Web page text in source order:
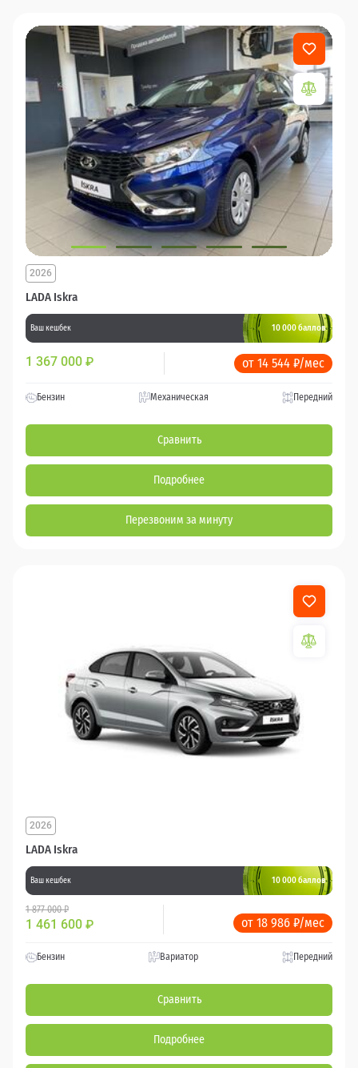
LADA Iskra
2026
Ваш кешбек 10 000 баллов
1 367 000 ₽ от 14 544 ₽/мес
Бензин Механическая Передний
Сравнить
Подробнее
Перезвоним за минуту
LADA Iskra
2026
Ваш кешбек 10 000 баллов
1 877 000 ₽
1 461 600 ₽ от 18 986 ₽/мес
Бензин Вариатор Передний
Сравнить
Подробнее